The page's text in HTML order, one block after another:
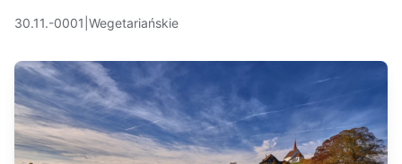
30.11.-0001 Wegetariańskie